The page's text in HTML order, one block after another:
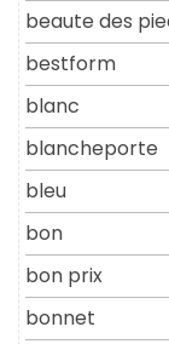
beaute des
bestform
blanc
blancheporte
bleu
bon
bon prix
bonnet